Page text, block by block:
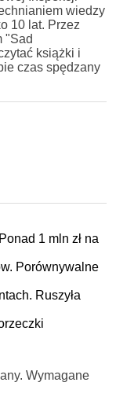
wiedzy
10 lat. Przez
"Sad
książki i
czas spędzany
1 mln zł na
Porównywalne
Ruszyła
Wymagane